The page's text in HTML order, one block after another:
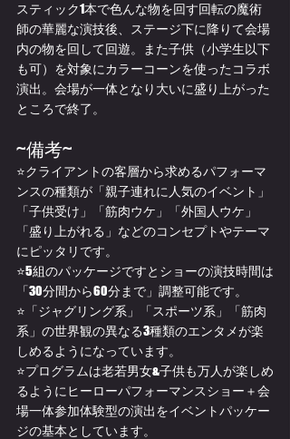
スティック1本で色んな物を回す回転の魔術
師の華麗な演技後、ステージ下に降りて会場
内の物を回して回遊。また子供（小学生以下
も可）を対象にカラーコーンを使ったコラボ
演出。会場が一体となり大いに盛り上がった
ところで終了。
~備考~
⭐クライアントの客層から求めるパフォーマ
ンスの種類が「親子連れに人気のイベント」
「子供受け」「筋肉ウケ」「外国人ウケ」
「盛り上がれる」などのコンセプトやテーマ
にピッタリです。
⭐5組のパッケージですとショーの演技時間は
「30分間から60分まで」調整可能です。
⭐「ジャグリング系」「スポーツ系」「筋肉
系」の世界観の異なる3種類のエンタメが楽
しめるようになっています。
⭐プログラムは老若男女&子供も万人が楽しめ
るようにヒーローパフォーマンスショー＋会
場一体参加体験型の演出をイベントパッケー
ジの基本としています。